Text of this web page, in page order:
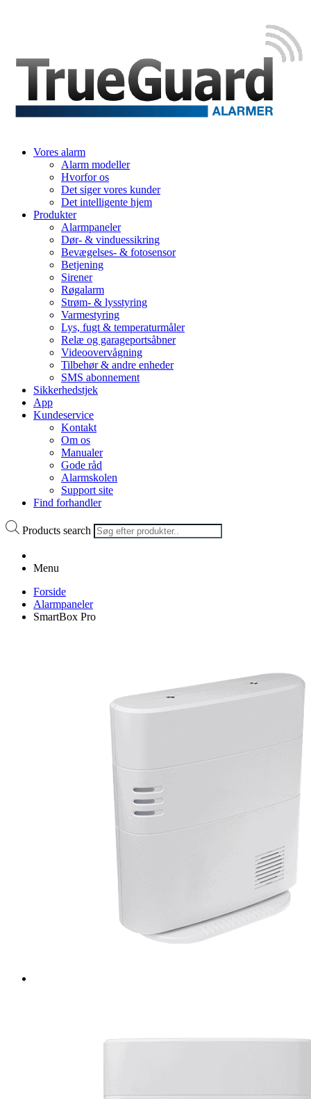
Vores alarm
Alarm modeller
Hvorfor os
Det siger vores kunder
Det intelligente hjem
Produkter
Alarmpaneler
Dør- & vinduessikring
Bevægelses- & fotosensor
Betjening
Sirener
Røgalarm
Strøm- & lysstyring
Varmestyring
Lys, fugt & temperaturmåler
Relæ og garageportsåbner
Videoovervågning
Tilbehør & andre enheder
SMS abonnement
Sikkerhedstjek
App
Kundeservice
Kontakt
Om os
Manualer
Gode råd
Alarmskolen
Support site
Find forhandler
Products search
Menu
Forside
Alarmpaneler
SmartBox Pro